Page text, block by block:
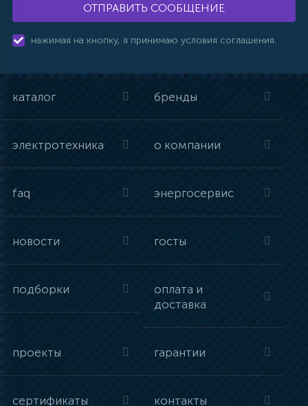
ОТПРАВИТЬ СООБЩЕНИЕ
нажимая на кнопку, я принимаю условия соглашения.
каталог бренды
электротехника о компании
faq энергосервис
новости госты
подборки
оплата и
доставка
проекты гарантии
сертификаты контакты